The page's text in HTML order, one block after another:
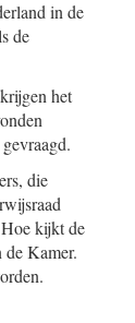
in de
de
het
die
kijkt de
de Kamer.